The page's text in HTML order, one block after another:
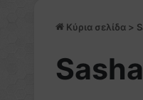
Κύρια σελίδα >